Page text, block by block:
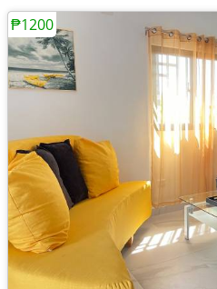
₱1200